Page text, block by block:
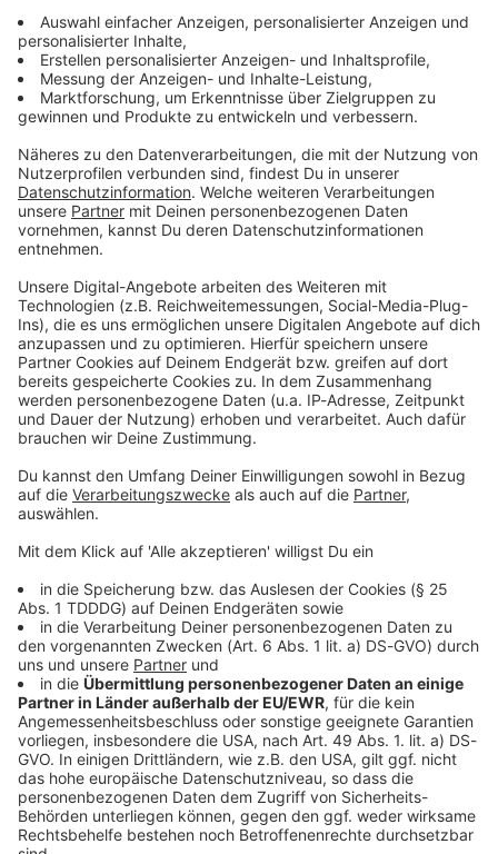
informieren dich.
Zum Newsletter anmelden
Du möchtest uns etwas sagen?
Studio Hotline
Kontaktformular
Sprachnachricht
© dpa-infocom, dpa:260520-930-105495/1
Bayern